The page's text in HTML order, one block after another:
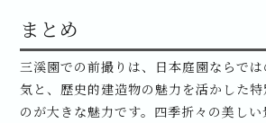
まとめ
三溪園での前撮りは、日本庭園ならで
気と、歴史的建造物の魅力を活かした
のが大きな魅力です。四季折々の美し